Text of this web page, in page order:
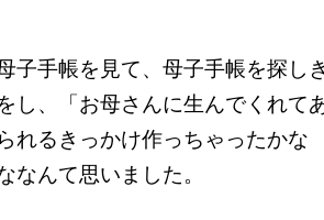
子手帳を見て、母子手帳を探し
し、「お母さんに生んでくれて
れるきっかけ作っちゃったかな
なんて思いました。